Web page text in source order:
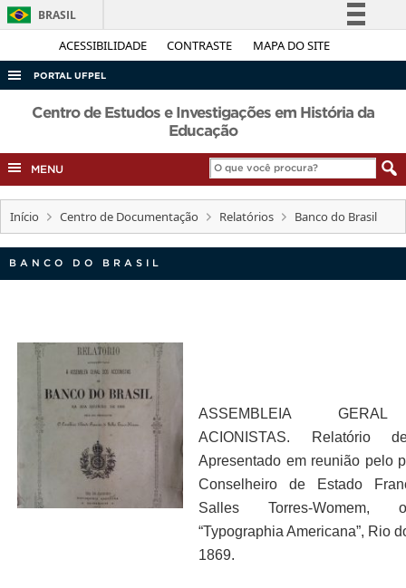
ACESSIBILIDADE CONTRASTE MAPA DO SITE
BRASIL
Simplifique!
Acesso à informação
Legislação
Canais
PORTAL UFPEL
ACESSO À INFORMAÇÃO
COBALTO
CONCURSOS
INTERNACIONAL
TELEFONES
Centro de Estudos e Investigações em História da
Educação
MENU
Início Centro de Documentação Relatórios Banco do Brasil
BANCO DO BRASIL
ASSEMBLEIA
ACIONISTAS. Relatório
Apresentado em reunião pelo
Conselheiro de Estado
Salles Torres-Womem,
“Typographia Americana”, Rio
1869.